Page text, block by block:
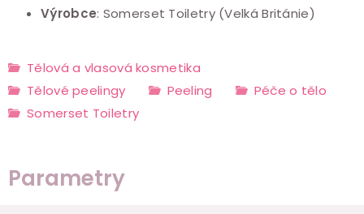
Výrobce: Somerset Toiletry (Velká Británie)
Tělová a vlasová kosmetika
Tělové peelingy
Peeling
Péče o tělo
Somerset Toiletry
Parametry